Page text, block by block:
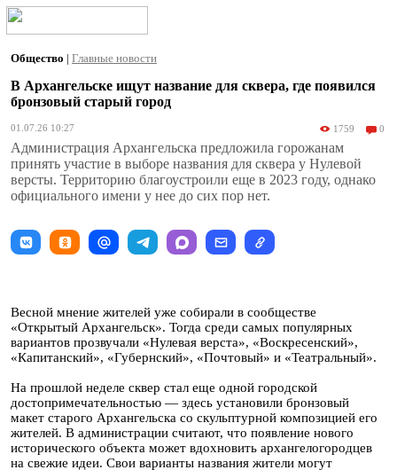
Общество | Главные новости
В Архангельске ищут название для сквера, где появился
бронзовый старый город
01.07.26 10:27 1759 0
Администрация Архангельска предложила горожанам
принять участие в выборе названия для сквера у Нулевой
версты. Территорию благоустроили еще в 2023 году, однако
официального имени у нее до сих пор нет.
Весной мнение жителей уже собирали в сообществе
«Открытый Архангельск». Тогда среди самых популярных
вариантов прозвучали «Нулевая верста», «Воскресенский»,
«Капитанский», «Губернский», «Почтовый» и «Театральный».
На прошлой неделе сквер стал еще одной городской
достопримечательностью — здесь установили бронзовый
макет старого Архангельска со скульптурной композицией его
жителей. В администрации считают, что появление нового
исторического объекта может вдохновить архангелогородцев
на свежие идеи. Свои варианты названия жители могут